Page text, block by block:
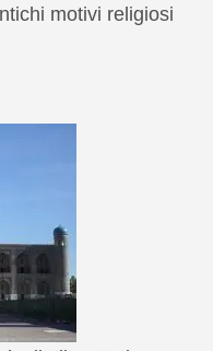
motivi religiosi